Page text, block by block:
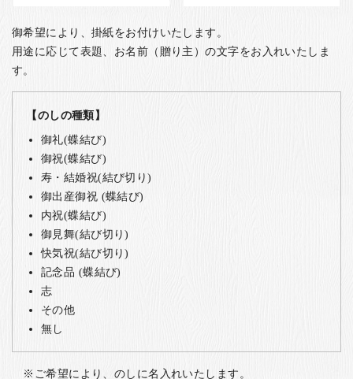
御希望により、掛紙をお付けいたします。
用途に応じて表題、お名前（贈り主）の文字をお入れいたしま
す。
【のしの種類】
御礼(蝶結び)
御祝(蝶結び)
寿・結婚祝(結び切り)
御出産御祝 (蝶結び)
内祝(蝶結び)
御見舞(結び切り)
快気祝(結び切り)
記念品 (蝶結び)
志
その他
無し
ご希望により、のしに名入れいたします。